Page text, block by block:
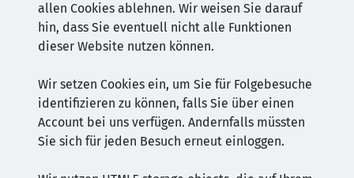
allen Cookies ablehnen. Wir weisen Sie darauf
hin, dass Sie eventuell nicht alle Funktionen
dieser Website nutzen können.
Wir setzen Cookies ein, um Sie für Folgebesuche
identifizieren zu können, falls Sie über einen
Account bei uns verfügen. Andernfalls müssten
Sie sich für jeden Besuch erneut einloggen.